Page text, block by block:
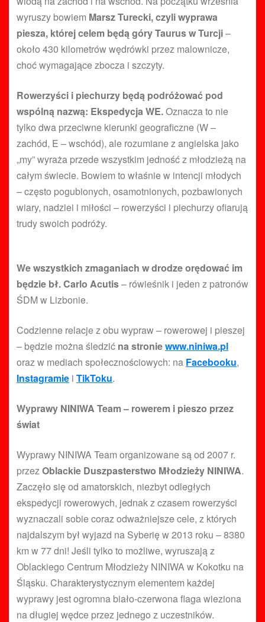
wyruszy bowiem Marsz Turecki, czyli wyprawa
piesza, której celem będą góry Taurus w Turcji–
około 430 kilometrów wędrówki przez malownicze,
choć wymagające zbocza i szczyty.
Rowerzyści i piechurzy będą podróżować pod
wspólną nazwą: Ekspedycja WE.Oznacza to nie
tylko dwa przeciwne kierunki geograficzne (W –
zachód, E – wschód), ale rozumiane z angielska jako
„my” wyraża przede wszystkim jedność z młodzieżą na
całym świecie. Bowiem to właśnie w intencji młodych
– często pogubionych, osamotnionych, pozbawionych
wiary, nadziei i miłości – rowerzyści i piechurzy ofiarują
trudy swoich podróży.
We wszystkich zmaganiach w drodze orędować im
będzie bł. Carlo Acutis– rówieśnik i jeden z patronów
ŚDM w Lizbonie.
Codzienne relacje z obu wypraw – rowerowej i pieszej
– będzie można śledzić na stroniewww.niniwa.pl
oraz w mediach społecznościowych: na Facebooku,
Instagramie i TikToku.
Wyprawy NINIWA Team – rowerem i pieszo przez
świat
Wyprawy NINIWA Team organizowane są od 2007 r.
przezOblackie Duszpasterstwo Młodzieży NINIWA.
Zaczęło się od amatorskich, niezbyt odległych
ekspedycji rowerowych, jednak z czasem rowerzyści
wyznaczali sobie coraz odważniejsze cele, z których
najdalszym był wyjazd na Syberię w 2013 roku – 8380
km w 77 dni! Jeśli tylko to możliwe, wyruszają z
Oblackiego Centrum Młodzieży NINIWA w Kokotku na
Śląsku. Charakterystycznym elementem każdej
wyprawy jest ogromna biało-czerwona flaga wieziona
na długiej wędce przez jednego z uczestników.